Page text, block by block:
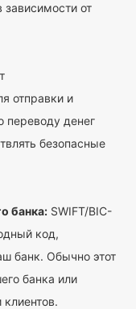
от
отправки и
переводу денег
безопасные
банка: SWIFT/BIC-
код,
банк. Обычно этот
банка или